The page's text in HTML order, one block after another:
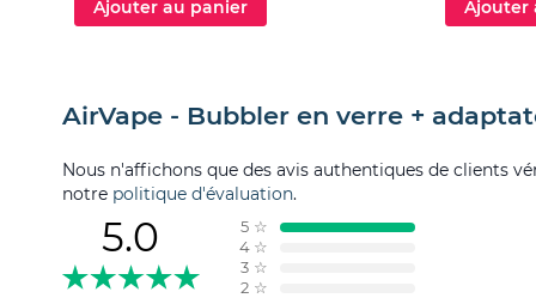
Ajouter au panier Ajouter
AirVape - Bubbler en verre +
Nous n'affichons que des avis authentiques de clients
notre politique d'évaluation.
5.0 5 ☆
4 ☆
3 ☆
2 ☆